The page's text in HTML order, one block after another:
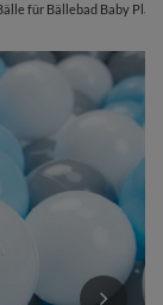
für Bällebad Baby